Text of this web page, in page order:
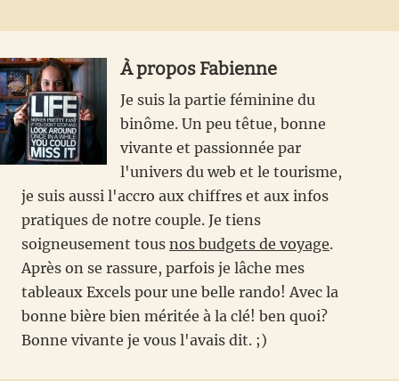
À propos Fabienne
Je suis la partie féminine du
binôme. Un peu têtue, bonne
vivante et passionnée par
l'univers du web et le tourisme,
je suis aussi l'accro aux chiffres et aux infos
pratiques de notre couple. Je tiens
soigneusement tous nos budgets de voyage.
Après on se rassure, parfois je lâche mes
tableaux Excels pour une belle rando! Avec la
bonne bière bien méritée à la clé! ben quoi?
Bonne vivante je vous l'avais dit. ;)